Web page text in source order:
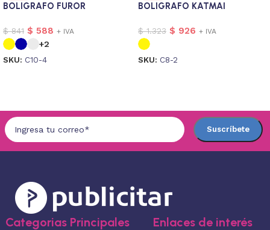
BOLIGRAFO FUROR
$841 $ 588 + IVA
+2
SKU: C10-4
BOLIGRAFO KATMAI
$1.323 $ 926 + IVA
SKU: C8-2
Categorias Principales Enlaces de interés